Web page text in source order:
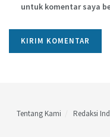
untuk komentar saya
Tentang Kami Redaksi